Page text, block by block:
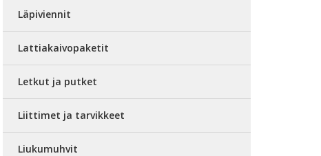
Läpiviennit
Lattiakaivopaketit
Letkut ja putket
Liittimet ja tarvikkeet
Liukumuhvit